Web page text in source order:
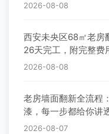
2026-08-08
西安未央区68㎡老房
26天完工，附完整费
2026-08-08
老房墙面翻新全流程
漆，每一步都给你讲
2026-08-07